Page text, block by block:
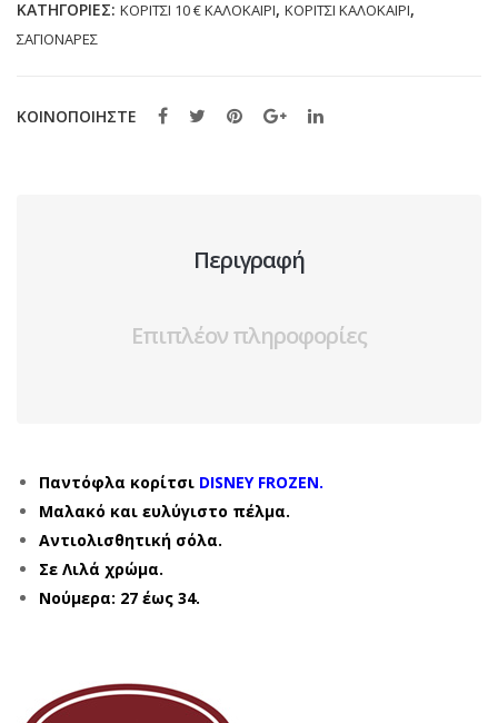
ποσότητα
ΚΑΤΗΓΟΡΊΕΣ: ΚΟΡΙΤΣΙ 10 € ΚΑΛΟΚΑΙΡΙ, ΚΟΡΙΤΣΙ ΚΑΛΟΚΑΙΡΙ,
ΣΑΓΙΟΝΑΡΕΣ
ΚΟΙΝΟΠΟΙΗΣΤΕ
Περιγραφή
Επιπλέον πληροφορίες
Παντόφλα κορίτσι DISNEY FROZEN.
Μαλακό και ευλύγιστο πέλμα.
Αντιολισθητική σόλα.
Σε Λιλά χρώμα.
Νούμερα: 27 έως 34.